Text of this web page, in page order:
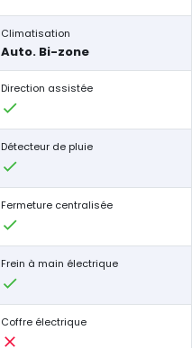
Climatisation
Auto. Bi-zone
Direction assistée
Détecteur de pluie
Fermeture centralisée
Frein à main électrique
Coffre électrique